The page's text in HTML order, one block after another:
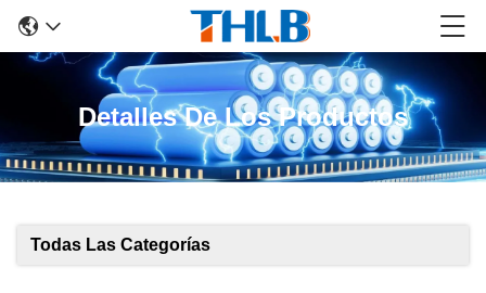
Detalles De Los Productos
Todas Las Categorías